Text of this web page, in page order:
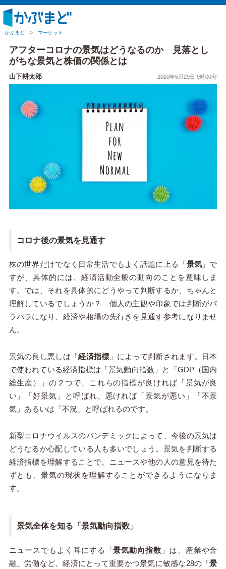
かぶまど > マーケット
アフターコロナの景気はどうなるのか 見落とし
がちな景気と株価の関係とは
山下耕太郎 2020年5月29日 9時00分
コロナ後の景気を見通す
株の世界だけでなく日常生活でもよく話題に上る「景気 」で
すが、具体的には、経済活動全般の動向のことを意味しま
す。では、それを具体的にどうやって判断するか、ちゃんと
理解しているでしょうか？ 個人の主観や印象では判断がバ
ラバラになり、経済や相場の先行きを見通す参考になりませ
ん。
景気の良し悪しは「経済指標 」によって判断されます。日本
で使われている経済指標は「景気動向指数」と「GDP（国内
総生産）」の２つで、これらの指標が良ければ「景気が良
い」「好景気」と呼ばれ、悪ければ「景気が悪い」「不景
気」あるいは「不況」と呼ばれるのです。
新型コロナウイルスのパンデミックによって、今後の景気は
どうなるか心配している人も多いでしょう。景気を判断する
経済指標を理解することで、ニュースや他の人の意見を待た
ずとも、景気の現状を理解することができるようになりま
す。
景気全体を知る「景気動向指数」
ニュースでもよく耳にする「景気動向指数 」は、産業や金
融、労働など、経済にとって重要かつ景気に敏感な28の「景